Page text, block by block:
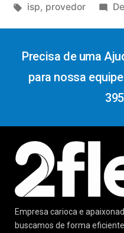
isp, provedor
Precisa de uma
para nossa
Empresa carioca e
buscamos de forma